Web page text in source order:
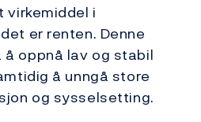
virkemiddel i
er renten. Denne
oppnå lav og stabil
å unngå store
og sysselsetting.